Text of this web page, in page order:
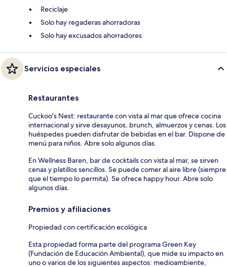
Reciclaje
Solo hay regaderas ahorradoras
Solo hay excusados ahorradores
Servicios especiales
Restaurantes
Cuckoo's Nest: restaurante con vista al mar que ofrece cocina
internacional y sirve desayunos, brunch, almuerzos y cenas. Los
huéspedes pueden disfrutar de bebidas en el bar. Dispone de
menú para niños. Abre solo algunos días.
En Wellness Baren, bar de cocktails con vista al mar, se sirven
cenas y platillos sencillos. Se puede comer al aire libre (siempre
que el tiempo lo permita). Se ofrece happy hour. Abre solo
algunos días.
Premios y afiliaciones
Propiedad con certificación ecológica
Esta propiedad forma parte del programa Green Key
(Fundación de Educación Ambiental), que mide su impacto en
uno o varios de los siguientes aspectos: medioambiente,